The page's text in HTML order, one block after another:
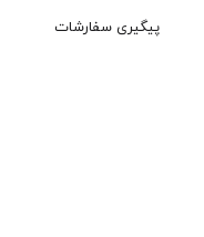
پیگیری سفارشات